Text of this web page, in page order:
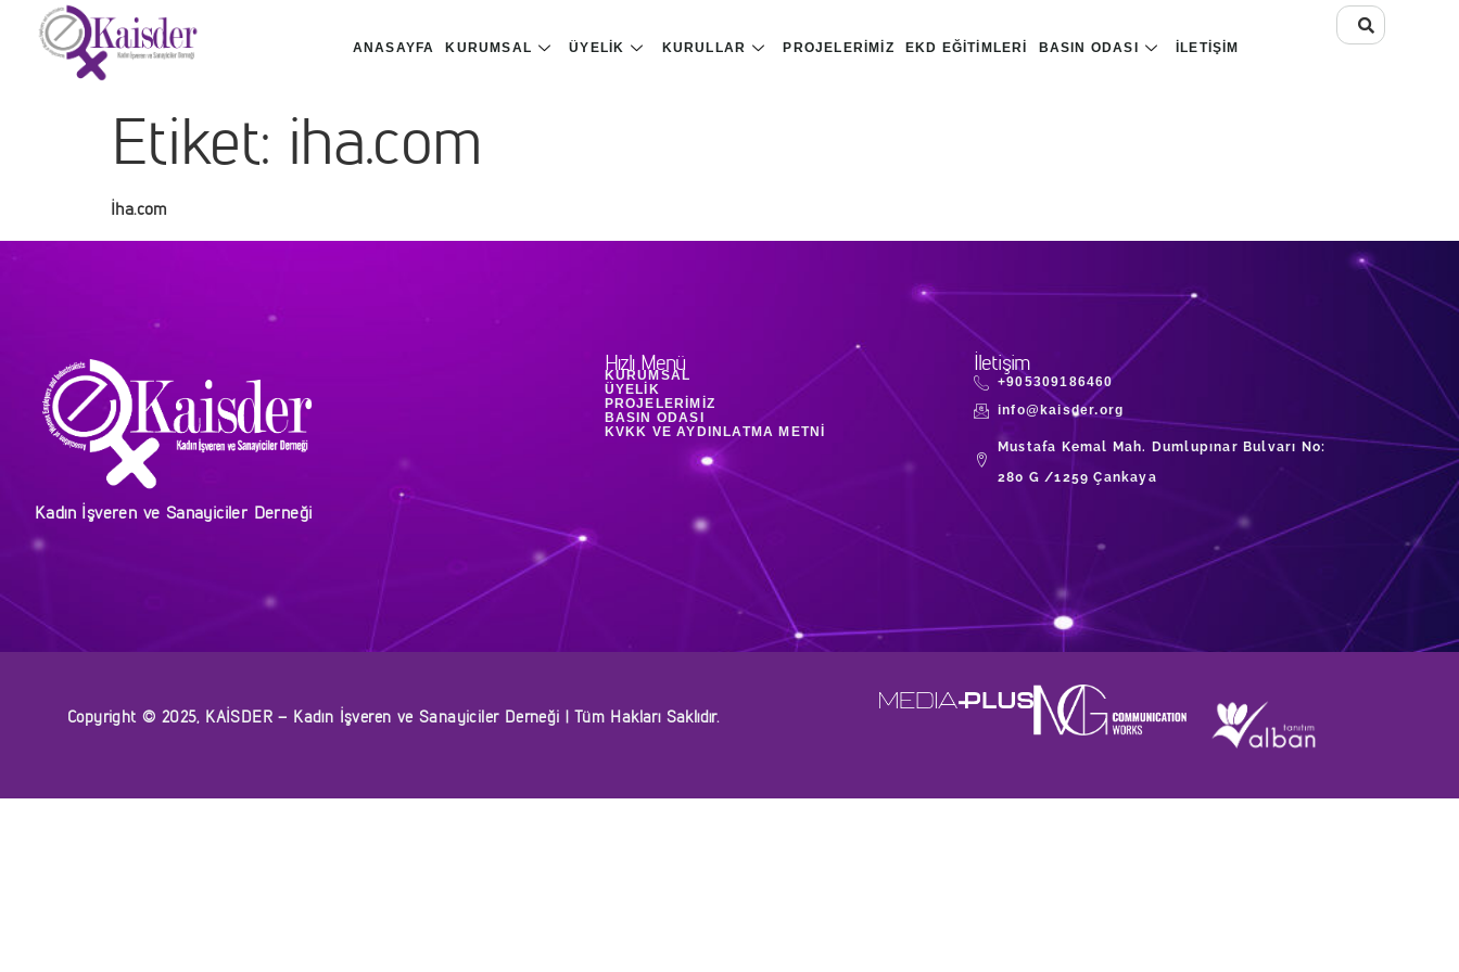
ANASAYFA KURUMSAL ÜYELIK KURULLAR PROJELERIMIZ EKD EĞITIMLERI BASIN ODASI İLETIŞIM
Etiket: iha.com
İha.com
Kadın İşveren ve Sanayiciler Derneği
Hızlı Menü
KURUMSAL
ÜYELIK
PROJELERIMIZ
BASIN ODASI
KVKK VE AYDINLATMA METNI
İletişim
+905309186460
info@kaisder.org
Mustafa Kemal Mah. Dumlupınar Bulvarı No:
280 G /1259 Çankaya
Copyright © 2025, KAİSDER – Kadın İşveren ve Sanayiciler Derneği | Tüm Hakları Saklıdır.